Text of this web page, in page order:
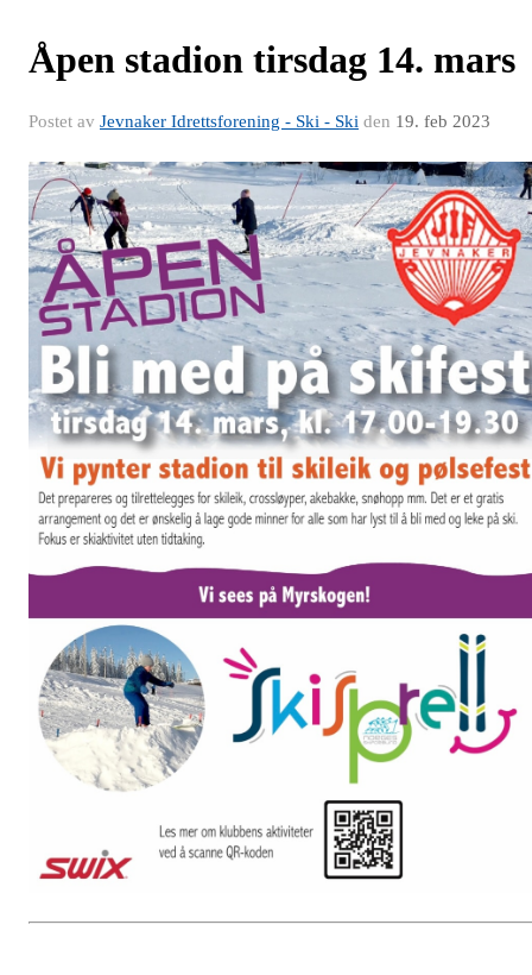
Åpen stadion tirsdag 14. mars
Postet av Jevnaker Idrettsforening - Ski - Ski den 19. feb 2023